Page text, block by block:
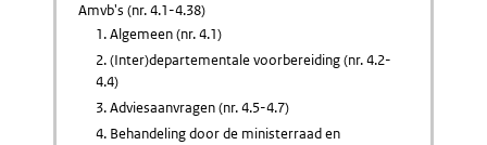
Amvb's (nr. 4.1-4.38)
1. Algemeen (nr. 4.1)
2. (Inter)departementale voorbereiding (nr. 4.2-
4.4)
3. Adviesaanvragen (nr. 4.5-4.7)
4. Behandeling door de ministerraad en